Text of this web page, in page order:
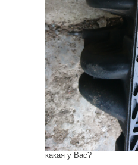
какая у Вас?